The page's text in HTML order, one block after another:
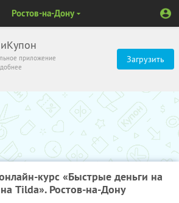
приложение
Загрузить
Ростов-на-Дону
курс «Быстрые деньги на
Tilda». Ростов-на-Дону